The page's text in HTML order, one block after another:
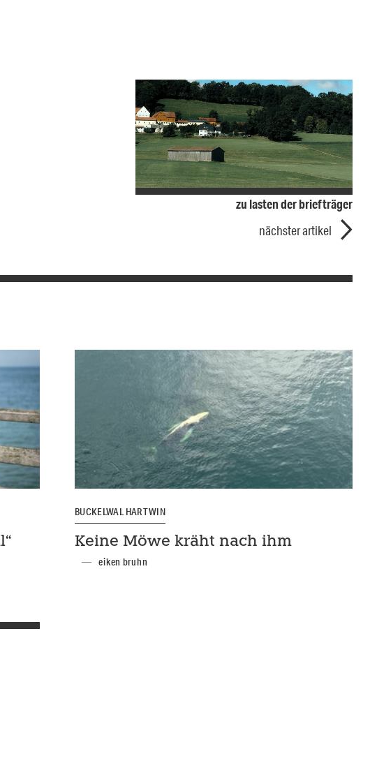
zu lasten der briefträger
nächster artikel
BUCKELWAL HARTWIN
Keine Möwe kräht nach ihm
eiken bruhn